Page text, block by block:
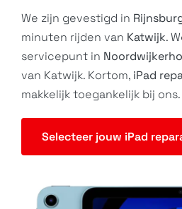
We zijn gevestigd in
minuten rijden van Katwijk.
servicepunt in
van Katwijk. Kortom, iPad
makkelijk toegankelijk bij ons.
Selecteer jouw iPad